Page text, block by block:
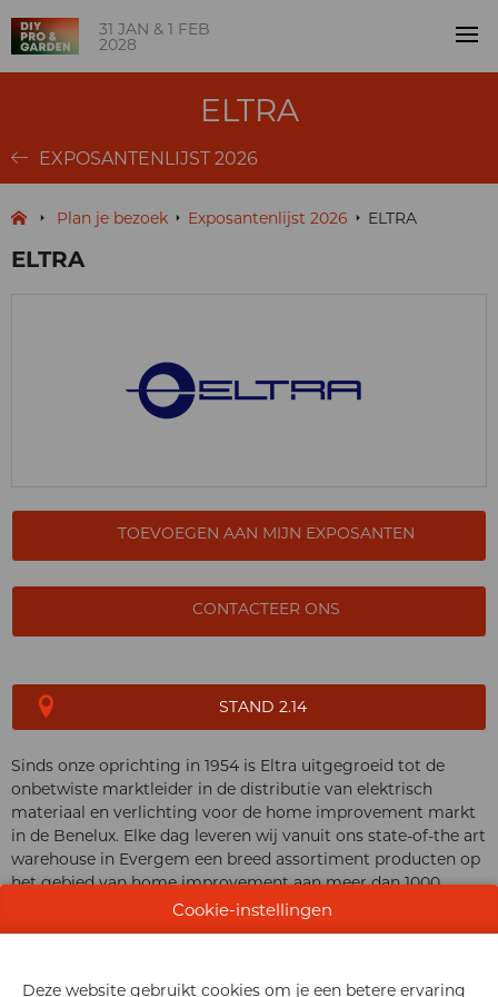
31 JAN & 1 FEB
2028
ELTRA
EXPOSANTENLIJST 2026
Plan je bezoek Exposantenlijst 2026 ELTRA
ELTRA
TOEVOEGEN AAN MIJN EXPOSANTEN
CONTACTEER ONS
STAND 2.14
Sinds onze oprichting in 1954 is Eltra uitgegroeid tot de
onbetwiste marktleider in de distributie van elektrisch
materiaal en verlichting voor de home improvement markt
in de Benelux. Elke dag leveren wij vanuit ons state-of-the art
warehouse in Evergem een breed assortiment producten op
het gebied van home improvement aan meer dan 1000
België, Nederlandende rest van Europa.
Cookie-instellingen
Deze website gebruikt cookies om je een betere ervaring